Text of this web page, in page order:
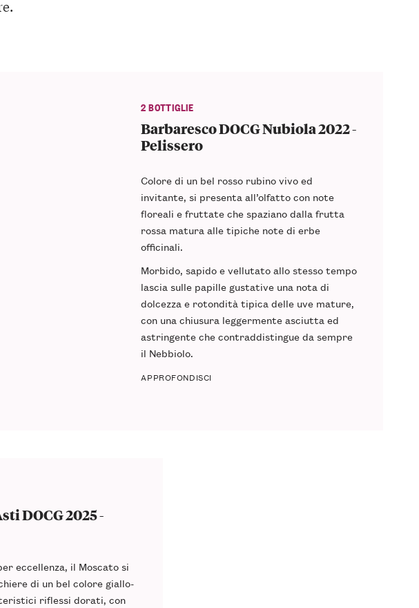
2 BOTTIGLIE
Barbaresco DOCG Nubiola 2022 -
Pelissero
Colore di un bel rosso rubino vivo ed
invitante, si presenta all’olfatto con note
floreali e fruttate che spaziano dalla frutta
rossa matura alle tipiche note di erbe
officinali.
Morbido, sapido e vellutato allo stesso tempo
lascia sulle papille gustative una nota di
dolcezza e rotondità tipica delle uve mature,
con una chiusura leggermente asciutta ed
astringente che contraddistingue da sempre
il Nebbiolo.
APPROFONDISCI
DOCG 2025 -
eccellenza, il Moscato si
di un bel colore giallo-
riflessi dorati, con